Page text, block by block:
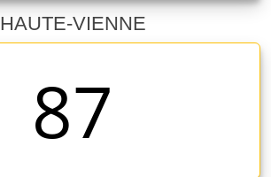
HAUTE-VIENNE
87